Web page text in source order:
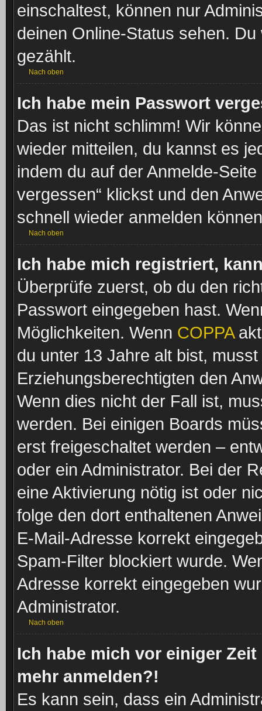
einschaltest, können nur
deinen Online-Status sehen.
gezählt.
Nach oben
Ich habe mein Passwort
Das ist nicht schlimm! Wir
wieder mitteilen, du kannst es
indem du auf der Anmelde-
vergessen“ klickst und den
schnell wieder anmelden
Nach oben
Ich habe mich registriert,
Überprüfe zuerst, ob du den
Passwort eingegeben hast.
Möglichkeiten. Wenn COPPA
du unter 13 Jahre alt bist,
Erziehungsberechtigten den
Wenn dies nicht der Fall ist,
werden. Bei einigen Boards
erst freigeschaltet werden –
oder ein Administrator. Bei der
eine Aktivierung nötig ist oder
folge den dort enthaltenen
E-Mail-Adresse korrekt
Spam-Filter blockiert wurde.
Adresse korrekt eingegeben
Administrator.
Nach oben
Ich habe mich vor einiger
mehr anmelden?!
Es kann sein, dass ein